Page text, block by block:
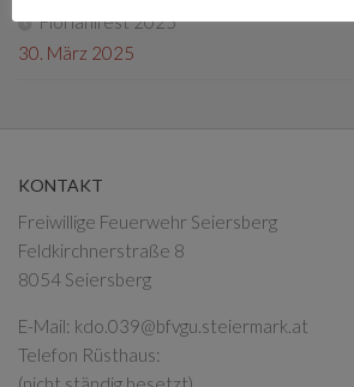
Florianifest 2025
30. März 2025
KONTAKT
Freiwillige Feuerwehr Seiersberg
Feldkirchnerstraße 8
8054 Seiersberg
E-Mail: kdo.039@bfvgu.steiermark.at
Telefon Rüsthaus: